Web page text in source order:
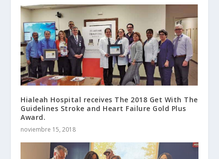
Hialeah Hospital receives The 2018 Get With The
Guidelines Stroke and Heart Failure Gold Plus
Award.
noviembre 15, 2018